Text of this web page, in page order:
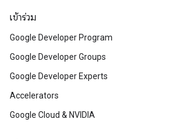
เข้าร่วม
Google Developer Program
Google Developer Groups
Google Developer Experts
Accelerators
Google Cloud & NVIDIA